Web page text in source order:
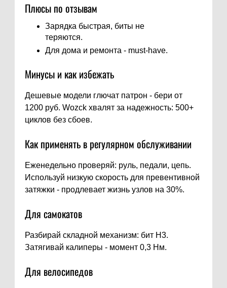
Плюсы по отзывам
Зарядка быстрая, биты не
теряются.
Для дома и ремонта - must-have.
Минусы и как избежать
Дешевые модели глючат патрон - бери от
1200 руб. Wozck хвалят за надежность: 500+
циклов без сбоев.
Как применять в регулярном обслуживании
Еженедельно проверяй: руль, педали, цепь.
Используй низкую скорость для превентивной
затяжки - продлевает жизнь узлов на 30%.
Для самокатов
Разбирай складной механизм: бит H3.
Затягивай калиперы - момент 0,3 Нм.
Для велосипедов